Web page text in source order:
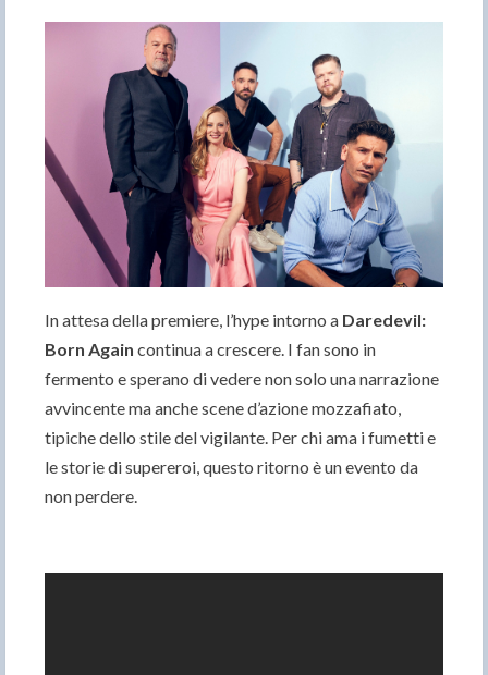
In attesa della premiere, l’hype intorno a Daredevil:
Born Again continua a crescere. I fan sono in
fermento e sperano di vedere non solo una narrazione
avvincente ma anche scene d’azione mozzafiato,
tipiche dello stile del vigilante. Per chi ama i fumetti e
le storie di supereroi, questo ritorno è un evento da
non perdere.